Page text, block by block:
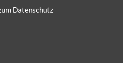
Datenschutz